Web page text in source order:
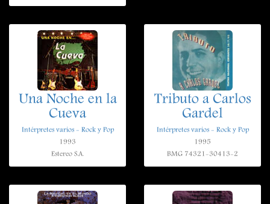
Una Noche en la
Cueva
Intérpretes varios - Rock y Pop
1993
Estereo S.A.
Tributo a Carlos
Gardel
Intérpretes varios - Rock y Pop
1995
BMG 74321-30413-2